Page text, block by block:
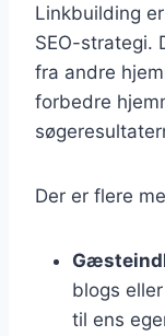
Linkbuilding
SEO-strategi.
fra andre
forbedre
Der er flere
blogs
til ens